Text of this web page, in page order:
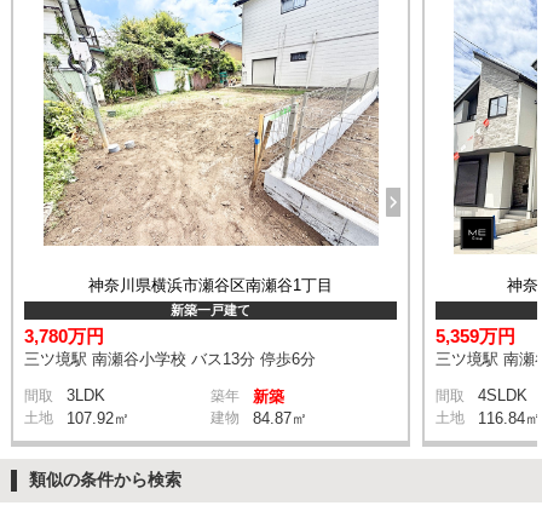
神奈川県横浜市瀬谷区南瀬谷1丁目
新築一戸建て
3,780万円
三ツ境駅 南瀬谷小学校 バス13分 停歩6分
間取 3LDK 築年 新築
土地 107.92㎡ 建物 84.87㎡
神奈
5,359万円
三ツ境駅 南瀬
間取 4SLDK
土地 116.84㎡
類似の条件から検索